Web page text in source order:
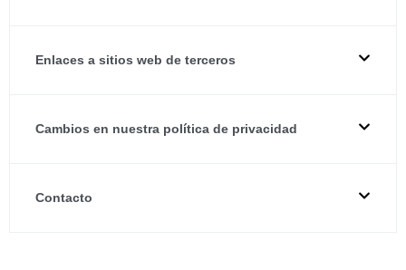
Enlaces a sitios web de terceros
Cambios en nuestra política de privacidad
Contacto